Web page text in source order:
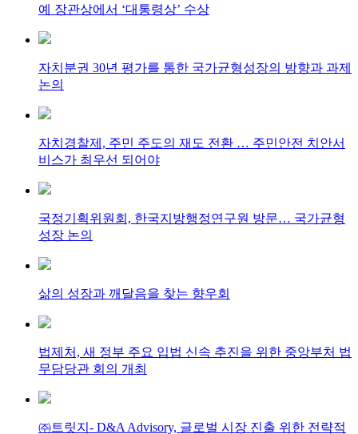
예 장관상에서 ‘대통령상’ 수상
자치분권 30년 평가를 통한 국가균형성장의 방향과 과제
논의
자치경찰제, 주민 주도의 재도 전환 … 주민안전 치안서
비스가 최우선 되어야
국정기획위원회, 한국지방행정연구원 방문… 국가균형
성장 논의
삶의 성장과 깨달음을 찾는 향우회
법제처, 새 정부 주요 입법 신속 추진을 위한 중앙부처 법
무담당관 회의 개최
㈜트릿지- D&A Advisory, 글로벌 시장 진출 위한 전략적